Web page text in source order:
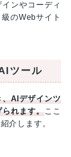
ンやコーディ
のWebサイト
ツール
、AIデザインツ
られます。ここ
介します。